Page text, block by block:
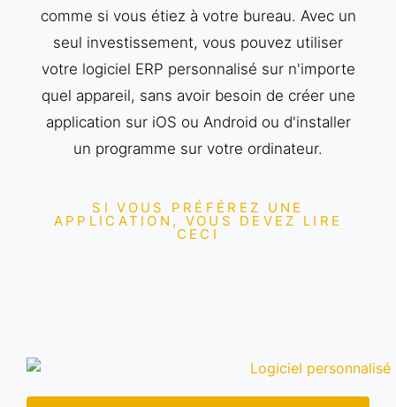
comme si vous étiez à votre bureau. Avec un
seul investissement, vous pouvez utiliser
votre logiciel ERP personnalisé sur n'importe
quel appareil, sans avoir besoin de créer une
application sur iOS ou Android ou d'installer
un programme sur votre ordinateur.
SI VOUS PRÉFÉREZ UNE
APPLICATION, VOUS DEVEZ LIRE
CECI